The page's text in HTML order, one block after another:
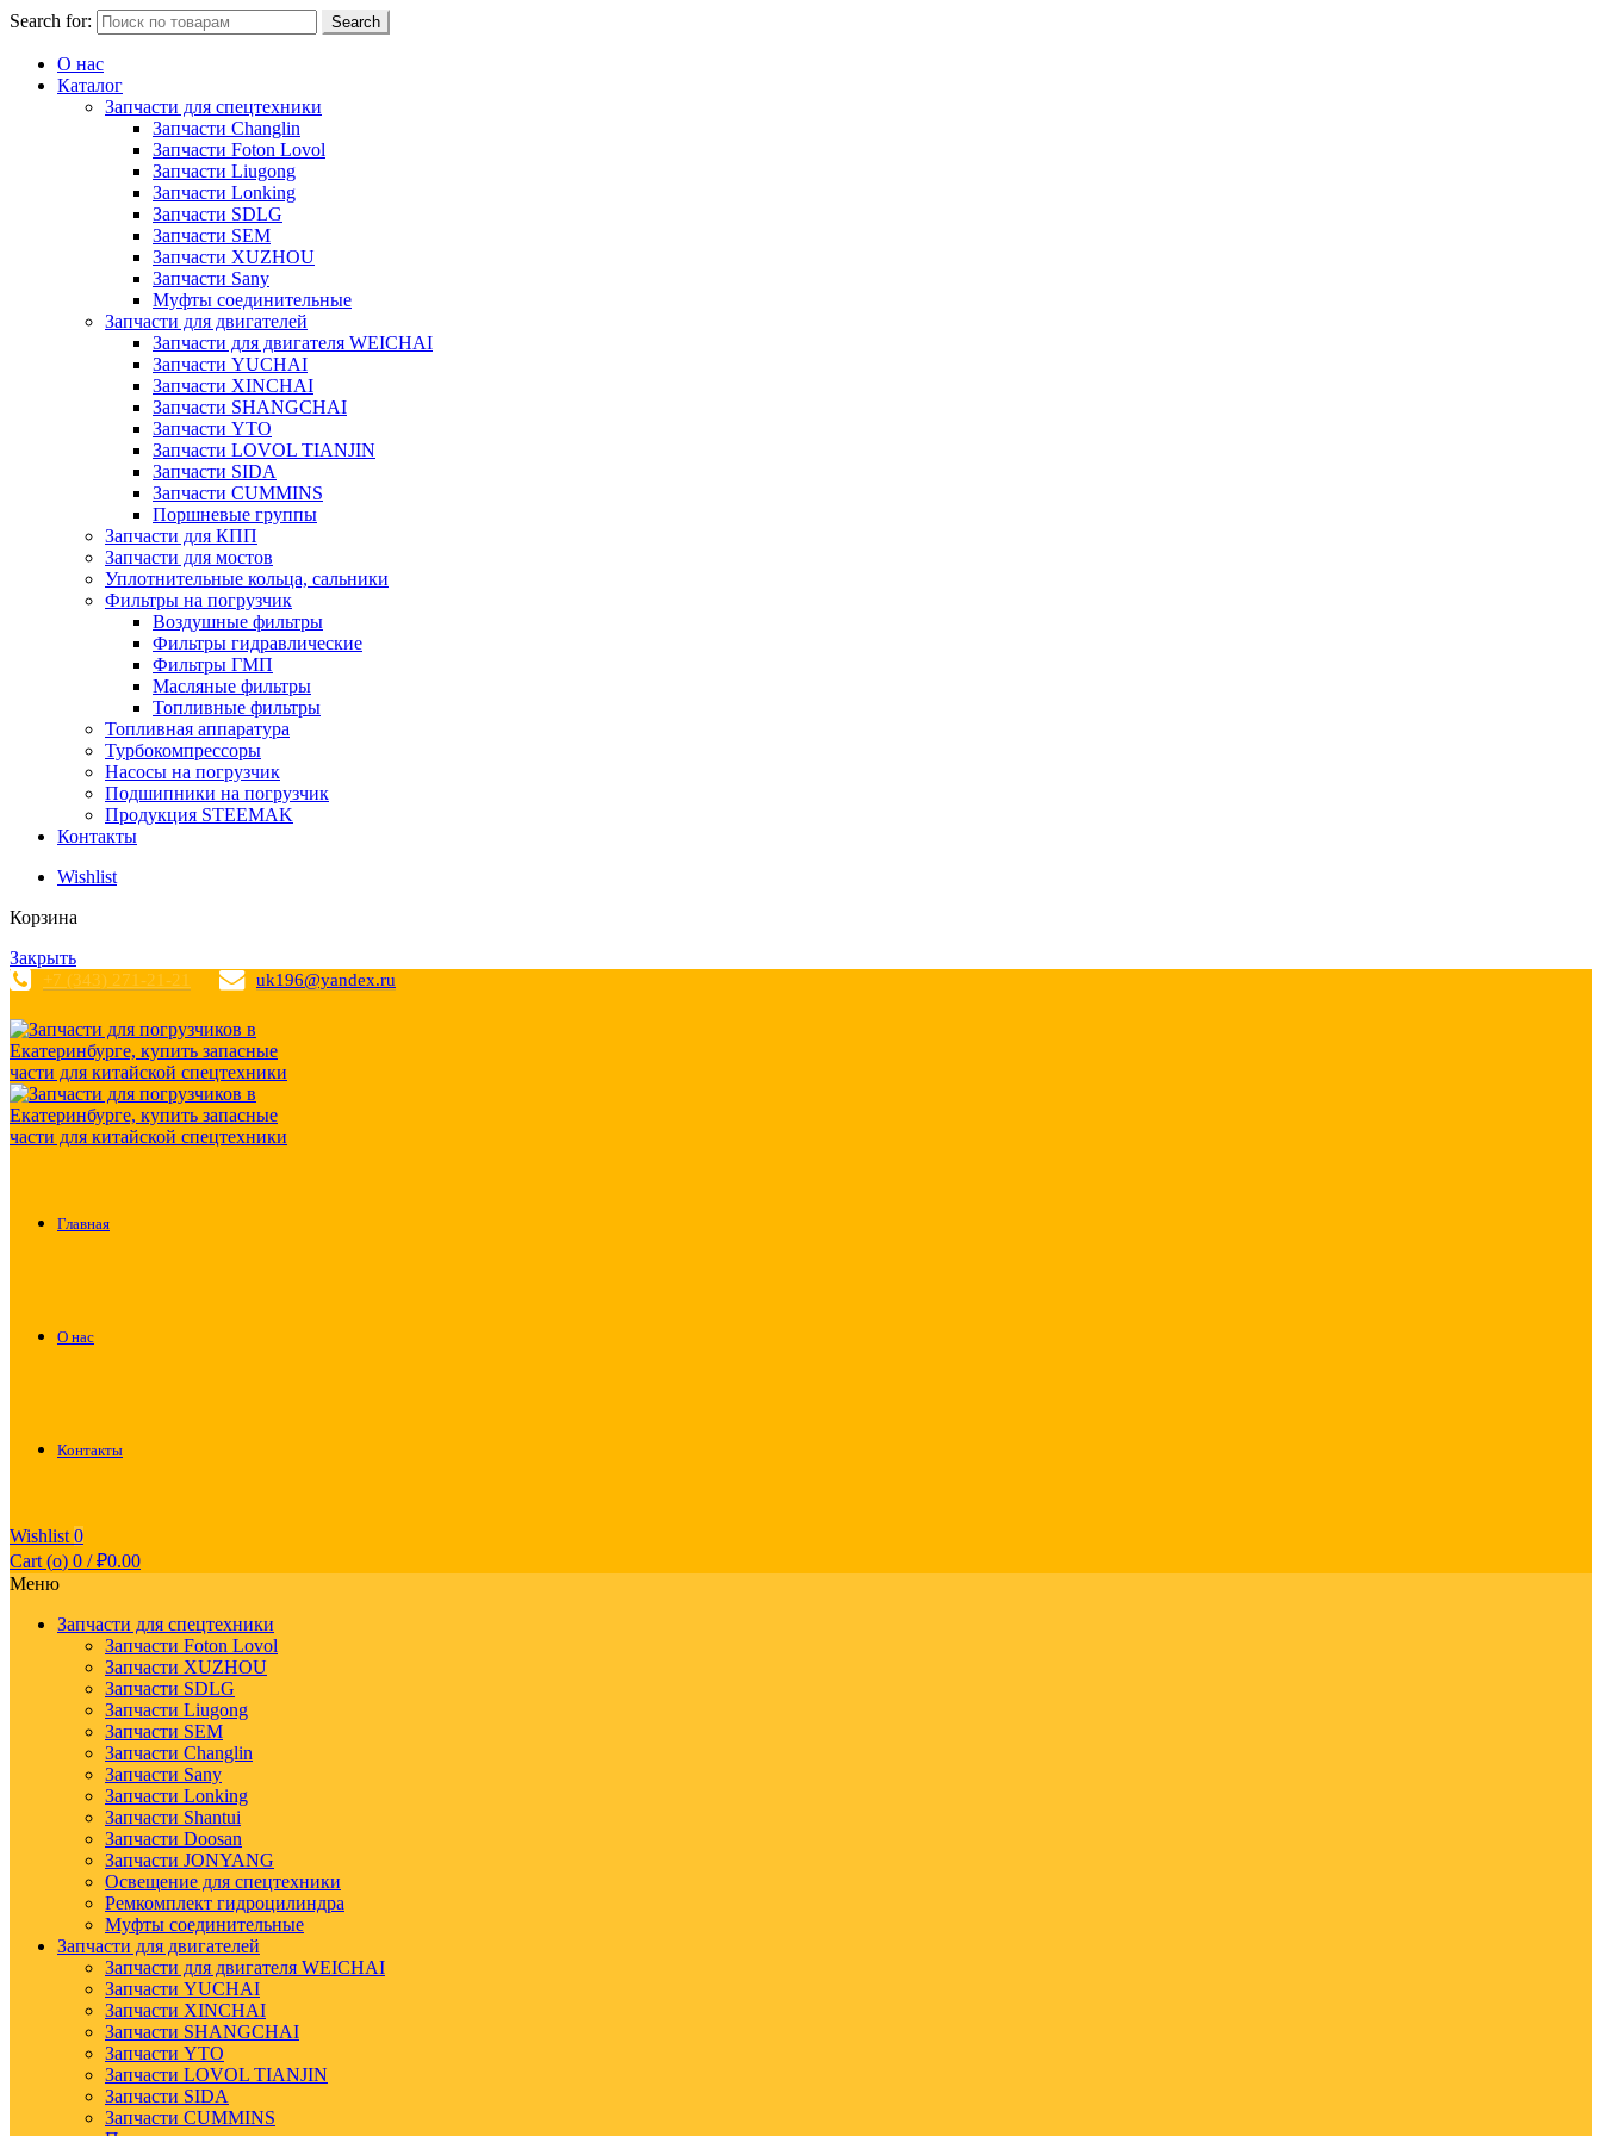
Search for: Search
О нас
Каталог
Запчасти для спецтехники
Запчасти Changlin
Запчасти Foton Lovol
Запчасти Liugong
Запчасти Lonking
Запчасти SDLG
Запчасти SEM
Запчасти XUZHOU
Запчасти Sany
Муфты соединительные
Запчасти для двигателей
Запчасти для двигателя WEICHAI
Запчасти YUCHAI
Запчасти XINCHAI
Запчасти SHANGCHAI
Запчасти YTO
Запчасти LOVOL TIANJIN
Запчасти SIDA
Запчасти CUMMINS
Поршневые группы
Запчасти для КПП
Запчасти для мостов
Уплотнительные кольца, сальники
Фильтры на погрузчик
Воздушные фильтры
Фильтры гидравлические
Фильтры ГМП
Масляные фильтры
Топливные фильтры
Топливная аппаратура
Турбокомпрессоры
Насосы на погрузчик
Подшипники на погрузчик
Продукция STEEMAK
Контакты
Wishlist
Корзина
Закрыть
+7 (343) 271-21-21 uk196@yandex.ru
Главная
О нас
Контакты
Wishlist 0
Cart (o) 0 / ₽0.00
Меню
Запчасти для спецтехники
Запчасти Foton Lovol
Запчасти XUZHOU
Запчасти SDLG
Запчасти Liugong
Запчасти SEM
Запчасти Changlin
Запчасти Sany
Запчасти Lonking
Запчасти Shantui
Запчасти Doosan
Запчасти JONYANG
Освещение для спецтехники
Ремкомплект гидроцилиндра
Муфты соединительные
Запчасти для двигателей
Запчасти для двигателя WEICHAI
Запчасти YUCHAI
Запчасти XINCHAI
Запчасти SHANGCHAI
Запчасти YTO
Запчасти LOVOL TIANJIN
Запчасти SIDA
Запчасти CUMMINS